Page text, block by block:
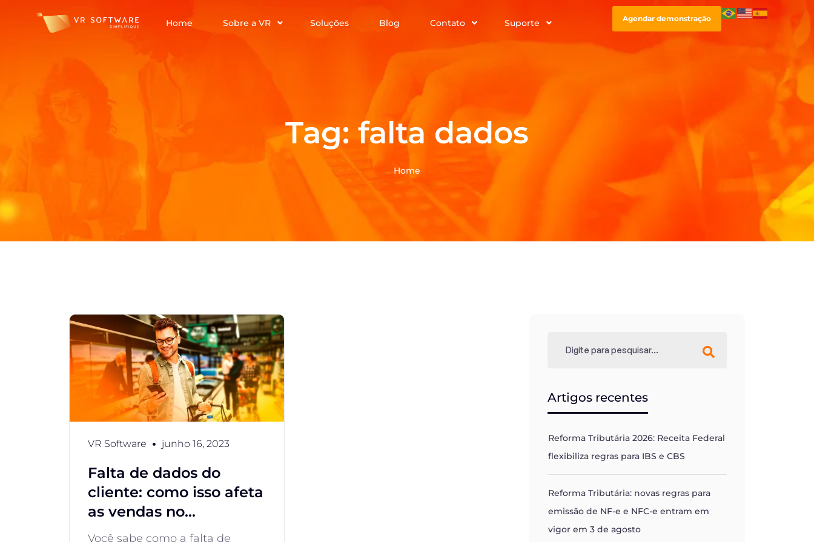
Home Sobre a VR Soluções Blog Contato Suporte Agendar demonstração
Tag:falta dados
Home
VR Software junho 16, 2023
Falta de dados do
cliente: como isso afeta
as vendas no...
Você sabe como a falta de
Artigos recentes
Reforma Tributária 2026: Receita Federal
flexibiliza regras para IBS e CBS
Reforma Tributária: novas regras para
emissão de NF-e e NFC-e entram em
vigor em 3 de agosto